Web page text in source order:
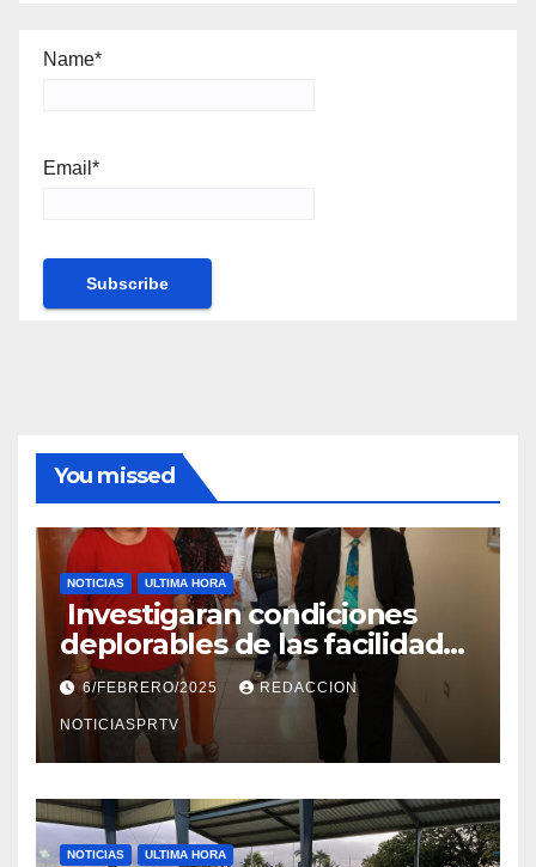
Name*
Email*
You missed
NOTICIAS ULTIMA HORA
Investigaran condiciones
deplorables de las facilidades
el Departamento de la Salud
en Mayagüez
6/FEBRERO/2025 REDACCION
NOTICIASPRTV
NOTICIAS ULTIMA HORA